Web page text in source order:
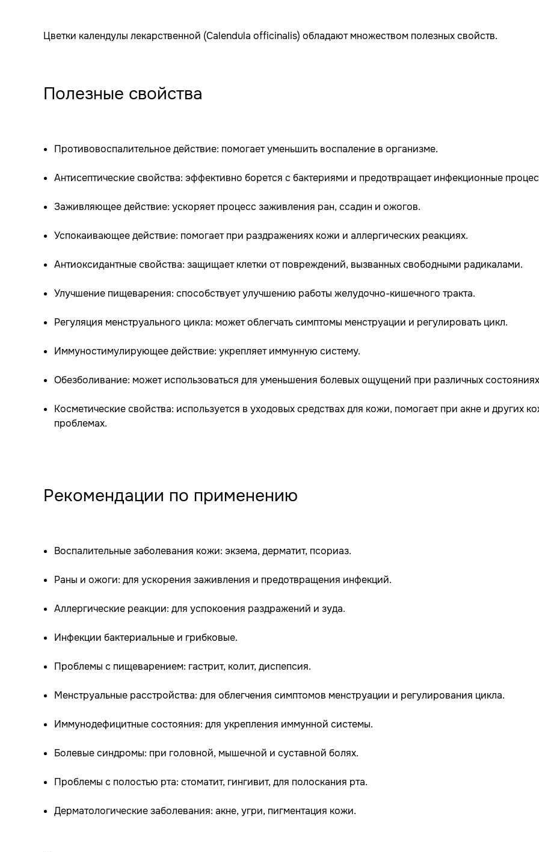
Цветки календулы лекарственной (Calendula officinalis) обладают множеством полезных свойств.
Полезные свойства
Противовоспалительное действие: помогает уменьшить воспаление в организме.
Антисептические свойства: эффективно борется с бактериями и предотвращает инфекционные
Заживляющее действие: ускоряет процесс заживления ран, ссадин и ожогов.
Успокаивающее действие: помогает при раздражениях кожи и аллергических реакциях.
Антиоксидантные свойства: защищает клетки от повреждений, вызванных свободными радикалами.
Улучшение пищеварения: способствует улучшению работы желудочно-кишечного тракта.
Регуляция менструального цикла: может облегчать симптомы менструации и регулировать цикл.
Иммуностимулирующее действие: укрепляет иммунную систему.
Обезболивание: может использоваться для уменьшения болевых ощущений при различных
Косметические свойства: используется в уходовых средствах для кожи, помогает при акне и других
проблемах.
Рекомендации по применению
Воспалительные заболевания кожи: экзема, дерматит, псориаз.
Раны и ожоги: для ускорения заживления и предотвращения инфекций.
Аллергические реакции: для успокоения раздражений и зуда.
Инфекции бактериальные и грибковые.
Проблемы с пищеварением: гастрит, колит, диспепсия.
Менструальные расстройства: для облегчения симптомов менструации и регулирования цикла.
Иммунодефицитные состояния: для укрепления иммунной системы.
Болевые синдромы: при головной, мышечной и суставной болях.
Проблемы с полостью рта: стоматит, гингивит, для полоскания рта.
Дерматологические заболевания: акне, угри, пигментация кожи.